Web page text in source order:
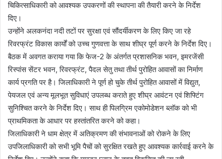
चिकित्साधिकारी को आवश्यक उपकरणों की स्थापना की तैयारी करने के निर्देश
दिए।
उन्होंने अलकनंदा नदी तटों पर सुरक्षा एवं सौंदर्यीकरण के लिए किए जा रहे
रिवरफ्रंट विकास कार्यों को उच्च गुणवत्ता के साथ शीघ्र पूर्ण करने के निर्देश दिए।
बैठक में अवगत कराया गया कि फेज-2 के अंतर्गत प्रशासनिक भवन, इमरजेंसी
रिस्पांस सेंटर भवन, रिवरफ्रंट, पैदल सेतु तथा तीर्थ पुरोहित आवासों का निर्माण
कार्य प्रगति पर है। जिलाधिकारी ने पूर्ण हो चुके तीर्थ पुरोहित आवासों में विद्युत,
पेयजल एवं अन्य मूलभूत सुविधाएं उपलब्ध कराते हुए शीघ्र आवंटन एवं शिफ्टिंग
सुनिश्चित करने के निर्देश दिए। साथ ही पिलग्रिम एकोमोडेशन ब्लॉक को भी
प्राथमिकता के आधार पर हस्तांतरित करने को कहा।
जिलाधिकारी ने धाम क्षेत्र में अतिक्रमण की संभावनाओं को रोकने के लिए
उपजिलाधिकारी को सभी भूमि पैचों को सुरक्षित रखते हुए आवश्यक कार्रवाई करने के